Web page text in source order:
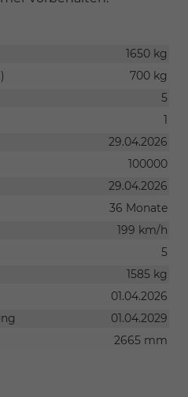
1650 kg
700 kg
5
1
29.04.2026
100000
29.04.2026
36 Monate
199 km/h
5
1585 kg
01.04.2026
01.04.2029
2665 mm